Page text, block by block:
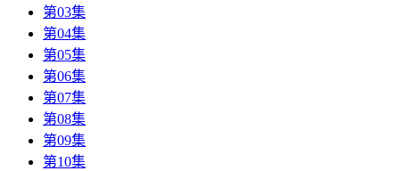
第03集
第04集
第05集
第06集
第07集
第08集
第09集
第10集